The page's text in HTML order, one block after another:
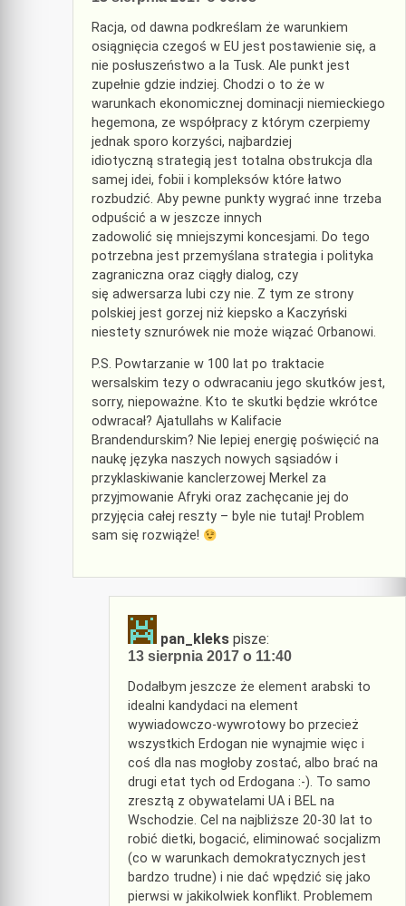
Racja, od dawna podkreślam że warunkiem
osiągnięcia czegoś w EU jest postawienie się, a
nie posłuszeństwo a la Tusk. Ale punkt jest
zupełnie gdzie indziej. Chodzi o to że w
warunkach ekonomicznej dominacji niemieckiego
hegemona, ze współpracy z którym czerpiemy
jednak sporo korzyści, najbardziej
idiotyczną strategią jest totalna obstrukcja dla
samej idei, fobii i kompleksów które łatwo
rozbudzić. Aby pewne punkty wygrać inne trzeba
odpuścić a w jeszcze innych
zadowolić się mniejszymi koncesjami. Do tego
potrzebna jest przemyślana strategia i polityka
zagraniczna oraz ciągły dialog, czy
się adwersarza lubi czy nie. Z tym ze strony
polskiej jest gorzej niż kiepsko a Kaczyński
niestety sznurówek nie może wiązać Orbanowi.
P.S. Powtarzanie w 100 lat po traktacie
wersalskim tezy o odwracaniu jego skutków jest,
sorry, niepoważne. Kto te skutki będzie wkrótce
odwracał? Ajatullahs w Kalifacie
Brandendurskim? Nie lepiej energię poświęcić na
naukę języka naszych nowych sąsiadów i
przyklaskiwanie kanclerzowej Merkel za
przyjmowanie Afryki oraz zachęcanie jej do
przyjęcia całej reszty – byle nie tutaj! Problem
sam się rozwiąże!
pan_kleks pisze:
13 sierpnia 2017 o 11:40
Dodałbym jeszcze że element arabski to
idealni kandydaci na element
wywiadowczo-wywrotowy bo przecież
wszystkich Erdogan nie wynajmie więc i
coś dla nas mogłoby zostać, albo brać na
drugi etat tych od Erdogana :-). To samo
zresztą z obywatelami UA i BEL na
Wschodzie. Cel na najbliższe 20-30 lat to
robić dietki, bogacić, eliminować socjalizm
(co w warunkach demokratycznych jest
bardzo trudne) i nie dać wpędzić się jako
pierwsi w jakikolwiek konflikt. Problemem